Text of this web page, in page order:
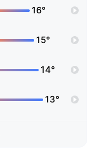
16°
15°
14°
13°